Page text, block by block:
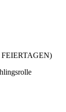
FEIERTAGEN)